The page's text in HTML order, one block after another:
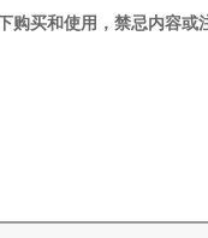
买和使用，禁忌内容或